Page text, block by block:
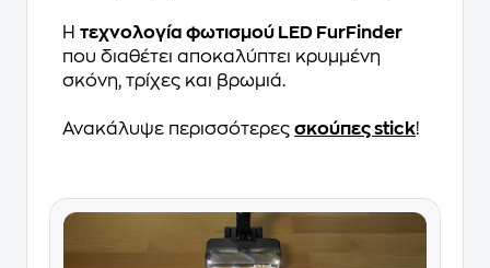
H τεχνολογία φωτισμού LED FurFinder
που διαθέτει αποκαλύπτει κρυμμένη
σκόνη, τρίχες και βρωμιά.
Ανακάλυψε περισσότερες σκούπες stick!